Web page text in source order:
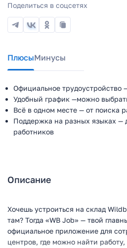
Поделиться в соцсетях
ПлюсыМинусы
Официальное трудоустройство
Удобный график —можно
Всё в одном месте — от поиска
Поддержка на разных языках —
работников
Описание
Хочешь устроиться на склад
там? Тогда «WB Job» — твой
официальное приложение для
центров, где можно найти